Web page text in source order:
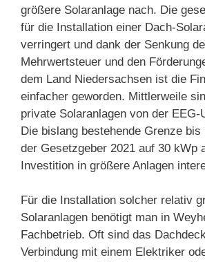
größere Solaranlage nach. Die
für die Installation einer Dach-
verringert und dank der Senkung
Mehrwertsteuer und den
dem Land Niedersachsen ist die
einfacher geworden. Mittlerweile
private Solaranlagen von der EEG-
Die bislang bestehende Grenze bis
der Gesetzgeber 2021 auf 30 kWp
Investition in größere Anlagen
Für die Installation solcher relativ
Solaranlagen benötigt man in
Fachbetrieb. Oft sind das
Verbindung mit einem Elektriker